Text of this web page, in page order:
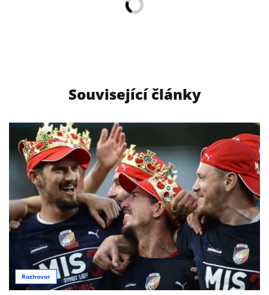
Související články
Rozhovor